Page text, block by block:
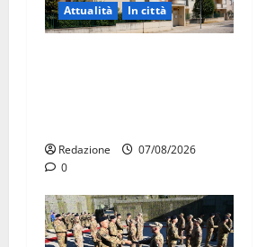
Attualità In città
Redazione
07/08/2026
0